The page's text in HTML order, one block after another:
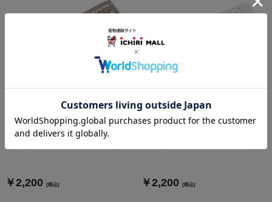
半衿付け用両面テープ（お試し
￥2,200 (税込) ￥2,200 (税込)